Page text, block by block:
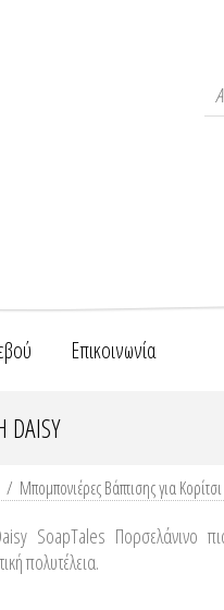
Επικοινωνία
/ Μπομπονιέρες Βάπτισης για Κορίτσι
SoapTales Πορσελάνινο
πολυτέλεια.